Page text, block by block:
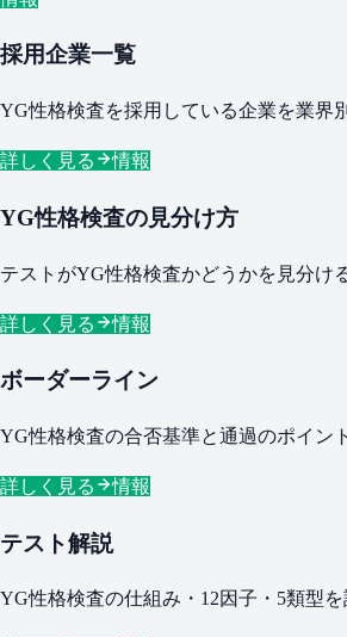
採用企業一覧
YG性格検査を採用している企業を業界
詳しく見る 情報
YG性格検査の見分け方
テストがYG性格検査かどうかを見分け
詳しく見る 情報
ボーダーライン
YG性格検査の合否基準と通過のポイン
詳しく見る 情報
テスト解説
YG性格検査の仕組み・12因子・5類型を